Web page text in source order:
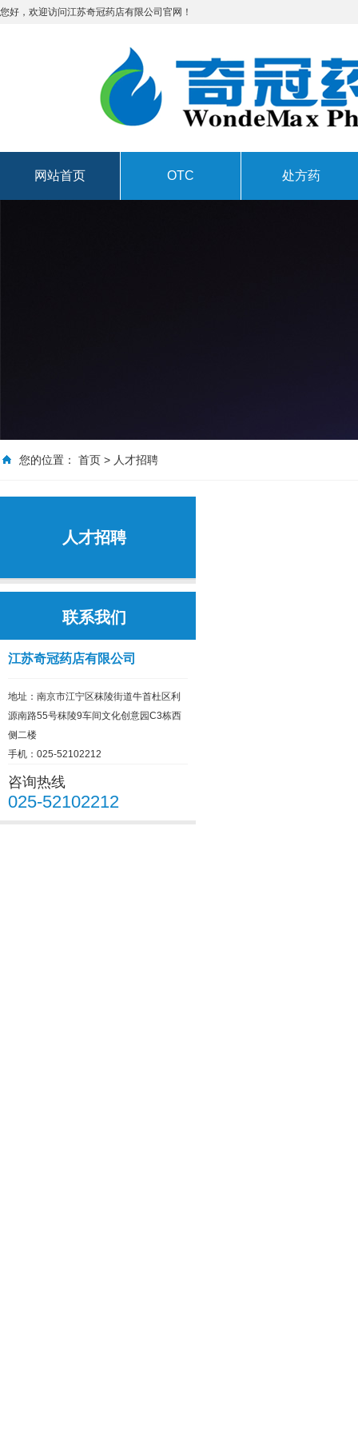
您好，欢迎访问江苏奇冠药店有限公司官网！
网站首页 OTC 处方药
您的位置： 首页 > 人才招聘
人才招聘
联系我们
江苏奇冠药店有限公司
地址：南京市江宁区秣陵街道牛首杜区利
源南路55号秣陵9车间文化创意园C3栋西
侧二楼
手机：025-52102212
咨询热线
025-52102212